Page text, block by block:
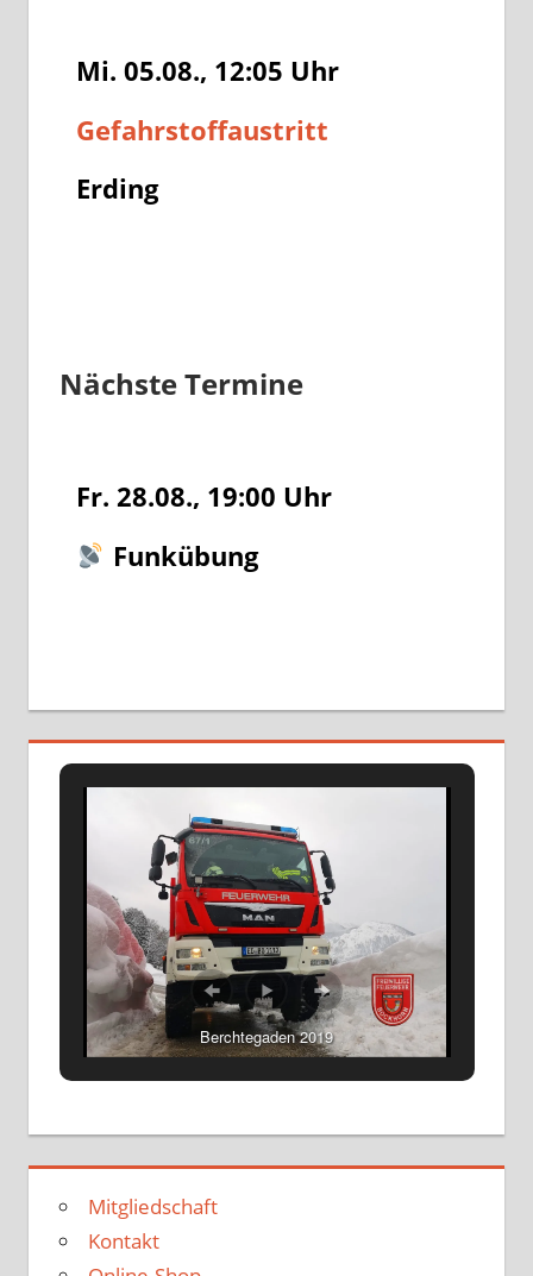
Mi. 05.08., 12:05 Uhr
Gefahrstoffaustritt
Erding
Nächste Termine
Fr. 28.08., 19:00 Uhr
Funkübung
Berchtegaden 2019
Mitgliedschaft
Kontakt